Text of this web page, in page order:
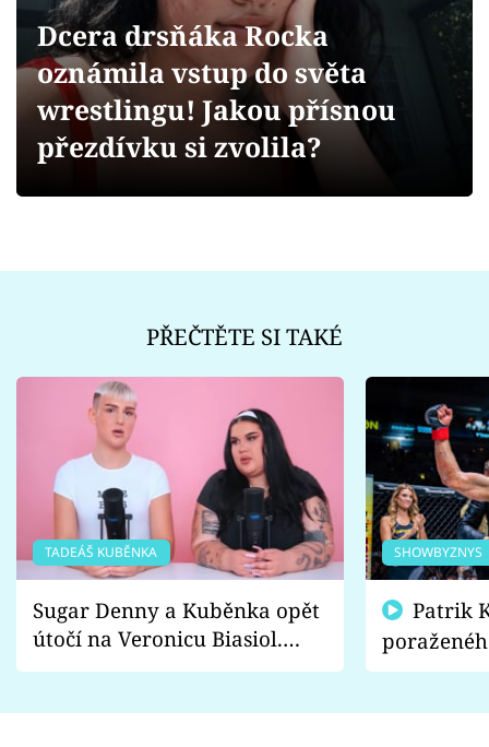
Videa
Sledujte prima+
Dcera drsňáka Rocka
oznámila vstup do světa
wrestlingu! Jakou přísnou
přezdívku si zvolila?
PŘEČTĚTE SI TAKÉ
TADEÁŠ KUBĚNKA
Sugar Denny a Kuběnka opět
útočí na Veronicu Biasiol.
Proč je podle nich falešná a
SHOWBYZNYS
fanoušci